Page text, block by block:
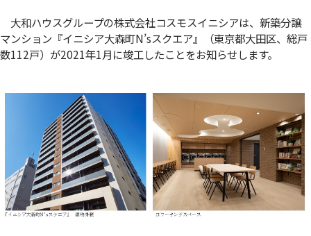
大和ハウスグループの株式会社コスモスイニシアは、新築分譲
マンション『イニシア大森町N’sスクエア』（東京都大田区、総戸
数112戸）が2021年1月に竣工したことをお知らせします。